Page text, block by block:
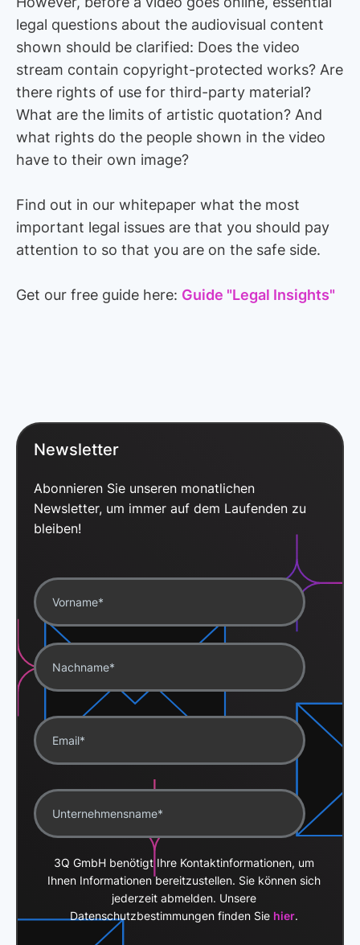
legal questions about the audiovisual content
shown should be clarified: Does the video
stream contain copyright-protected works? Are
there rights of use for third-party material?
What are the limits of artistic quotation? And
what rights do the people shown in the video
have to their own image?
Find out in our whitepaper what the most
important legal issues are that you should pay
attention to so that you are on the safe side.
Get our free guide here: Guide "Legal Insights"
Newsletter
Abonnieren Sie unseren monatlichen
Newsletter, um immer auf dem Laufenden zu
bleiben!
3Q GmbH benötigt Ihre Kontaktinformationen, um
Ihnen Informationen bereitzustellen. Sie können sich
jederzeit abmelden. Unsere
Datenschutzbestimmungen finden Sie hier.